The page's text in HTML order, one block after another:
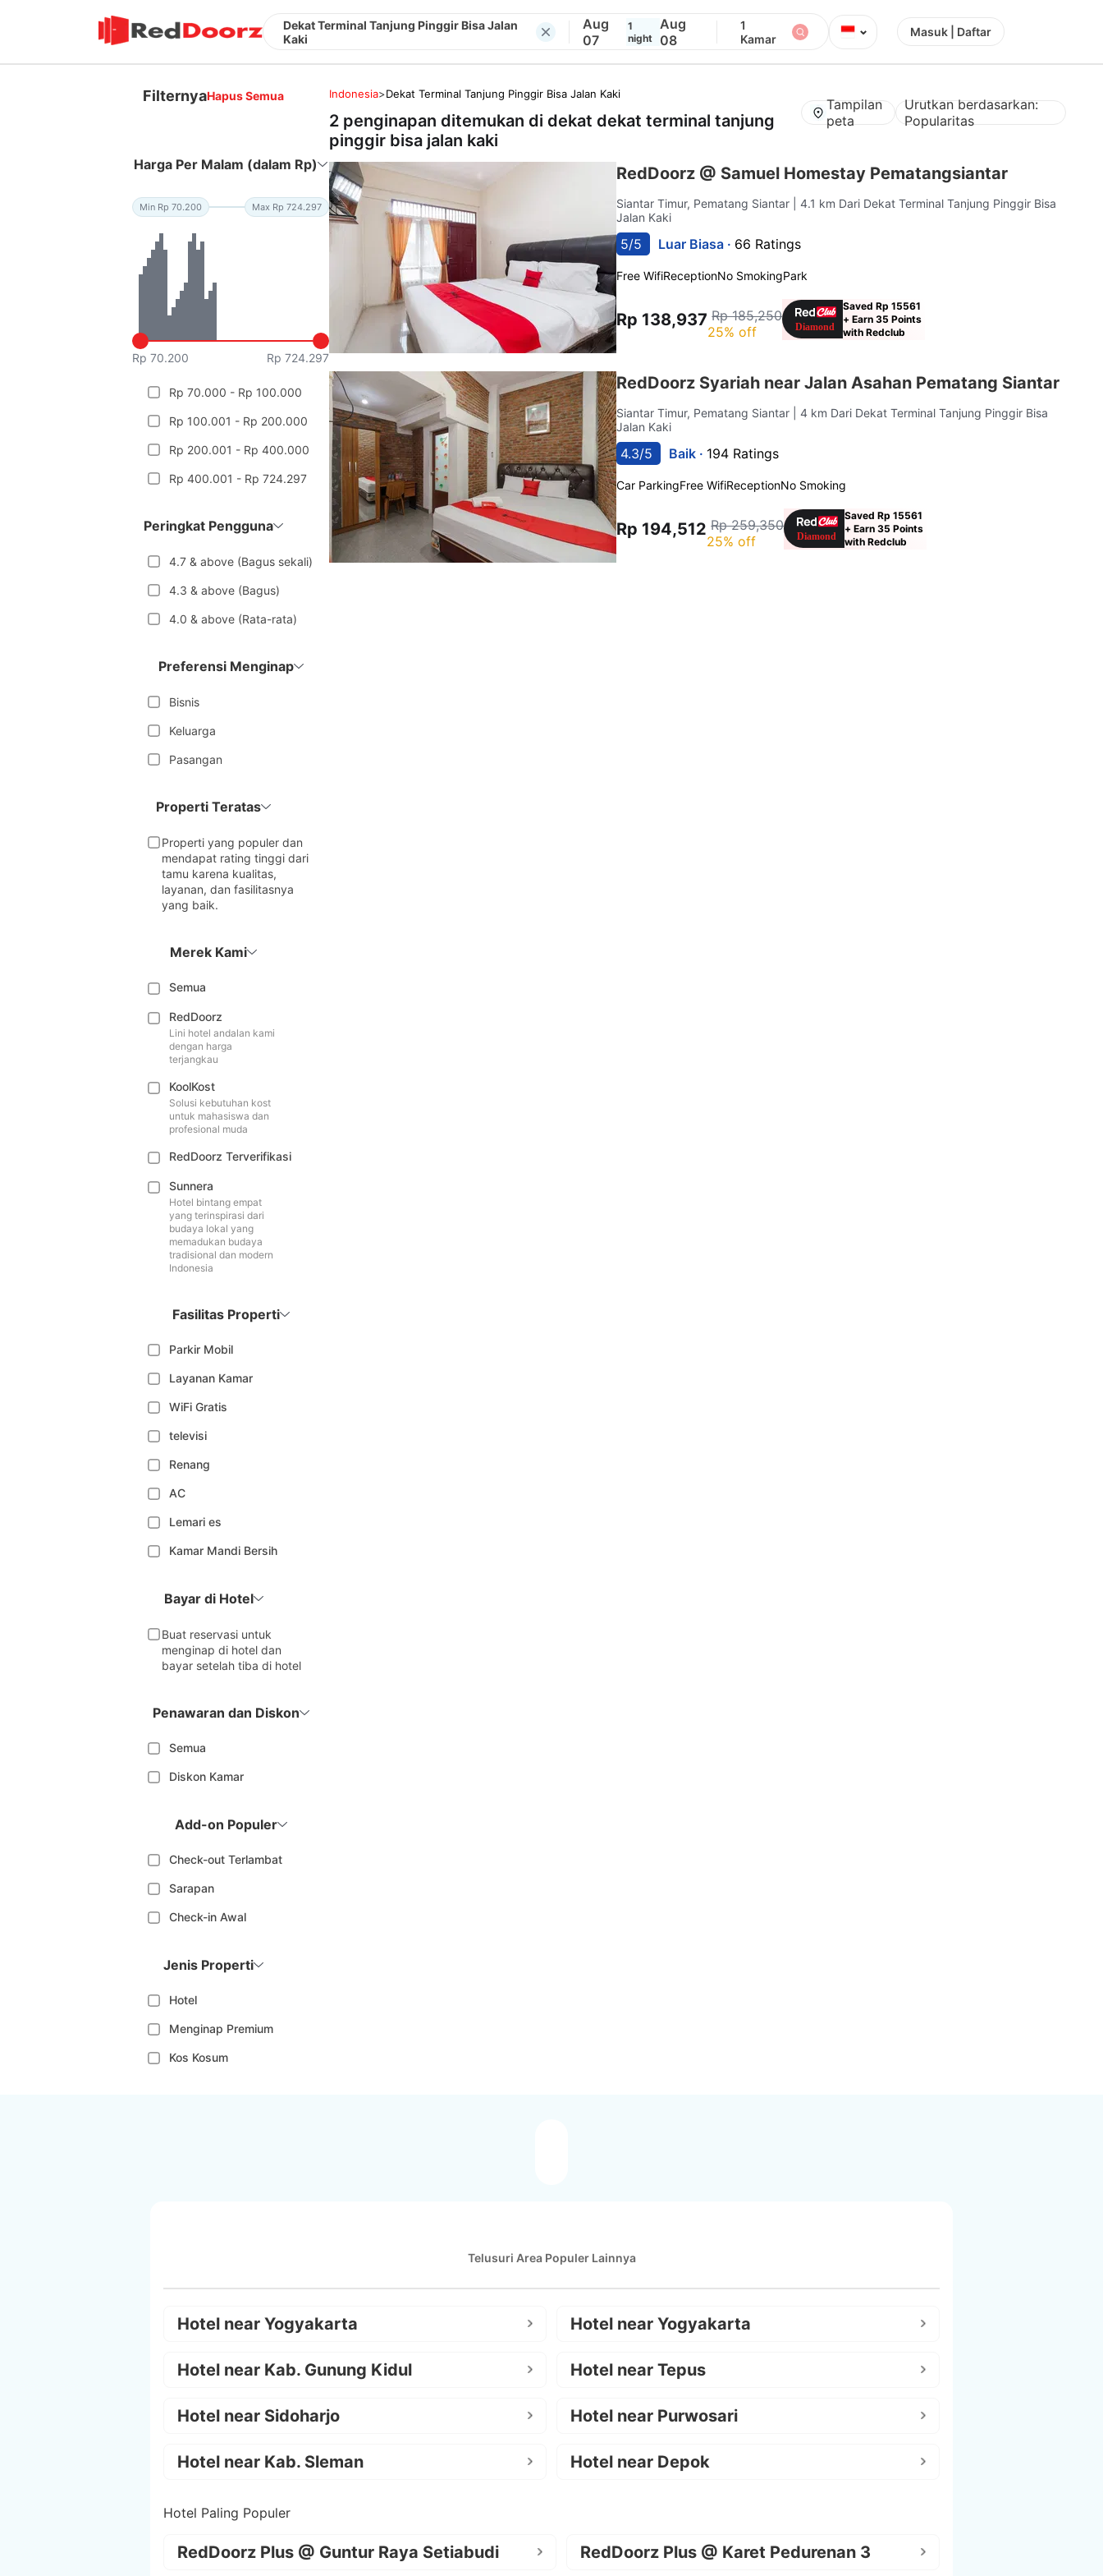
Dekat Terminal Tanjung Pinggir Bisa Jalan
Kaki
Aug
07
1
night
Aug
08
1
Kamar
⌄ Masuk | Daftar
FilternyaHapus Semua
Harga Per Malam (dalam Rp)
Min Rp 70.200 Max Rp 724.297
Rp 70.200 Rp 724.297
Rp 70.000 - Rp 100.000
Rp 100.001 - Rp 200.000
Rp 200.001 - Rp 400.000
Rp 400.001 - Rp 724.297
Peringkat Pengguna
4.7 & above (Bagus sekali)
4.3 & above (Bagus)
4.0 & above (Rata-rata)
Preferensi Menginap
Bisnis
Keluarga
Pasangan
Properti Teratas
Properti yang populer dan
mendapat rating tinggi dari
tamu karena kualitas,
layanan, dan fasilitasnya
yang baik.
Merek Kami
Semua
RedDoorz
Lini hotel andalan kami
dengan harga
terjangkau
KoolKost
Solusi kebutuhan kost
untuk mahasiswa dan
profesional muda
RedDoorz Terverifikasi
Sunnera
Hotel bintang empat
yang terinspirasi dari
budaya lokal yang
memadukan budaya
tradisional dan modern
Indonesia
Fasilitas Properti
Parkir Mobil
Layanan Kamar
WiFi Gratis
televisi
Renang
AC
Lemari es
Kamar Mandi Bersih
Bayar di Hotel
Buat reservasi untuk
menginap di hotel dan
bayar setelah tiba di hotel
Penawaran dan Diskon
Semua
Diskon Kamar
Add-on Populer
Check-out Terlambat
Sarapan
Check-in Awal
Jenis Properti
Hotel
Menginap Premium
Kos Kosum
Indonesia>Dekat Terminal Tanjung Pinggir Bisa Jalan Kaki
2 penginapan ditemukan di dekatdekat terminal tanjung
pinggir bisa jalan kaki
Tampilan
peta
Urutkan berdasarkan:
Popularitas
RedDoorz @ Samuel Homestay Pematangsiantar
Siantar Timur, Pematang Siantar
| 4.1 km Dari Dekat Terminal Tanjung Pinggir Bisa
Jalan Kaki
5/5 Luar Biasa · 66 Ratings
Free WifiReceptionNo SmokingPark
Rp 138,937 Rp 185,250
25% off
Saved Rp 15561
+ Earn 35 Points
with Redclub
RedDoorz Syariah near Jalan Asahan Pematang Siantar
Siantar Timur, Pematang Siantar
| 4 km Dari Dekat Terminal Tanjung Pinggir Bisa
Jalan Kaki
4.3/5 Baik · 194 Ratings
Car ParkingFree WifiReceptionNo Smoking
Rp 194,512 Rp 259,350
25% off
Saved Rp 15561
+ Earn 35 Points
with Redclub
Telusuri Area Populer Lainnya
Hotel near Yogyakarta Hotel near Yogyakarta
Hotel near Kab. Gunung Kidul Hotel near Tepus
Hotel near Sidoharjo Hotel near Purwosari
Hotel near Kab. Sleman Hotel near Depok
Hotel Paling Populer
RedDoorz Plus @ Guntur Raya Setiabudi RedDoorz Plus @ Karet Pedurenan 3